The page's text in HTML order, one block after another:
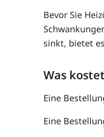
Bevor Sie
sinkt, bietet
Was
Eine
Eine